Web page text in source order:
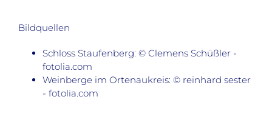
Bildquellen
Schloss Staufenberg: © Clemens Schüßler -
fotolia.com
Weinberge im Ortenaukreis: © reinhard sester
- fotolia.com